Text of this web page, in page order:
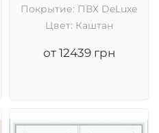
Покрытие: ПВХ DeLuxe
Цвет: Каштан
от 12439 грн